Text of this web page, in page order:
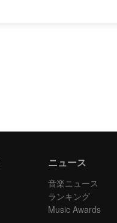
ニュース
音楽ニュース
ランキング
Music Awards